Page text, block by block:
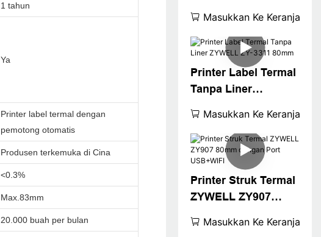
USB+LAN/USB+WIFI
/BT (opsional) Hitam
Masukkan Ke Keranjang
Printer Label Termal
Tanpa Liner
80mm
Masukkan Ke Keranjang
Printer Struk Termal
ZYWELL ZY907
USB+WIFI
Masukkan Ke Keranjang
1 tahun
Ya
Printer label termal dengan
pemotong otomatis
Produsen terkemuka di Cina
<0.3%
Max.83mm
20.000 buah per bulan